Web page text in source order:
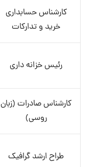
کارشناس حسابداری
خرید و تدارکات
رئیس خزانه داری
کارشناس صادرات (زبان
روسی)
طراح ارشد گرافیک